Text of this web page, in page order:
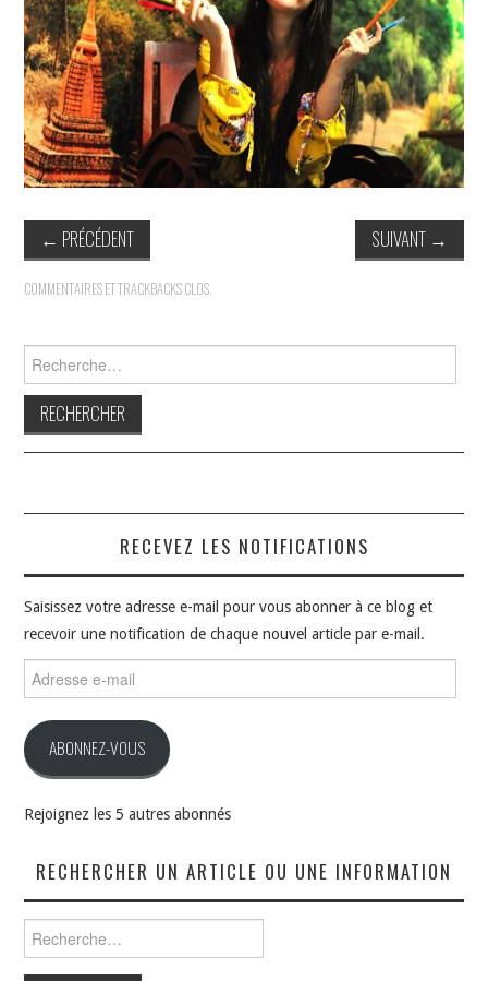
INDÉPENDANTS
DOKO
← PRÉCÉDENT SUIVANT →
COMMENTAIRES ET TRACKBACKS CLOS.
RECEVEZ LES NOTIFICATIONS
Saisissez votre adresse e-mail pour vous abonner à ce blog et
recevoir une notification de chaque nouvel article par e-mail.
e-
ABONNEZ-VOUS
Rejoignez les 5 autres abonnés
RECHERCHER UN ARTICLE OU UNE INFORMATION